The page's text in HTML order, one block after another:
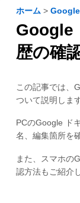
ホーム > Google
Google
歴の確
この記事では、
ついて説明します
PCのGoogle ド
名、編集箇所を
また、スマホの
認方法もご紹介